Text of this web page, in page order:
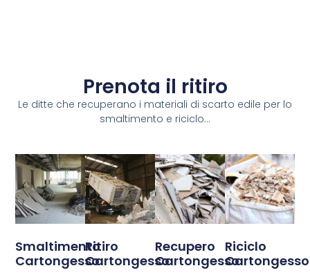
Prenota il ritiro
Le ditte che recuperano i materiali di scarto edile per lo
smaltimento e riciclo...
Smaltimento
Cartongesso
Ritiro
Cartongesso
Recupero
Cartongesso
Riciclo
Cartongesso